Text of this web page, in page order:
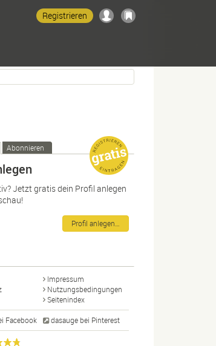
Registrieren
Abonnieren
Jetzt gratis dein Profil anlegen
Profil anlegen…
Impressum
Nutzungsbedingungen
Seitenindex
Facebook dasauge bei Pinterest